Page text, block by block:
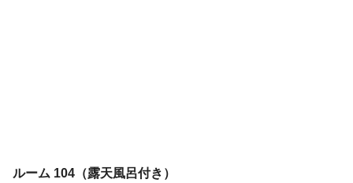
ルーム 104（露天風呂付き）